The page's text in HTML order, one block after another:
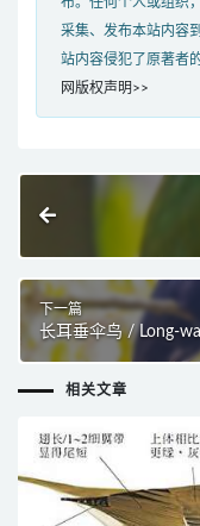
采集、发布本站内容
站内容侵犯了原著者
网版权声明>>
下一篇
长耳垂伞鸟 / Long-
Cephalopterus
相关文章